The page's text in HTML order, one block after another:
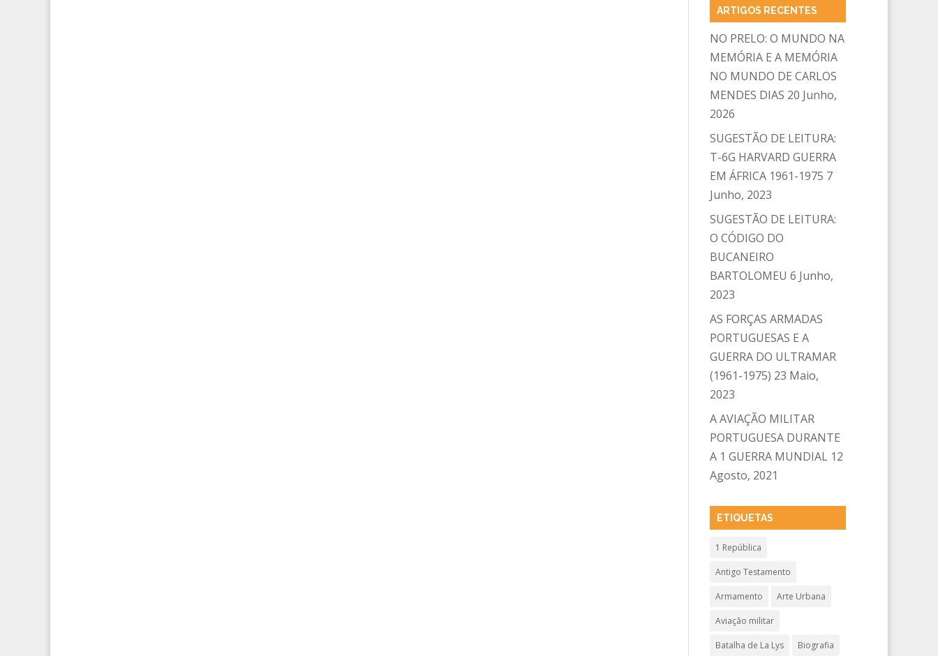
ARTIGOS RECENTES
NO PRELO: O MUNDO NA
MEMÓRIA E A MEMÓRIA
NO MUNDO DE CARLOS
MENDES DIAS 20 Junho,
2026
SUGESTÃO DE LEITURA:
T-6G HARVARD GUERRA
EM ÁFRICA 1961-1975 7
Junho, 2023
SUGESTÃO DE LEITURA:
O CÓDIGO DO
BUCANEIRO
BARTOLOMEU 6 Junho,
2023
AS FORÇAS ARMADAS
PORTUGUESAS E A
GUERRA DO ULTRAMAR
(1961-1975) 23 Maio,
2023
A AVIAÇÃO MILITAR
PORTUGUESA DURANTE
A 1 GUERRA MUNDIAL 12
Agosto, 2021
ETIQUETAS
1 República
Antigo Testamento
Armamento Arte Urbana
Aviação militar
Batalha de La Lys Biografia